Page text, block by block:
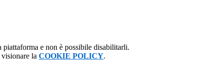
e non è possibile disabilitarli.
la COOKIE POLICY.